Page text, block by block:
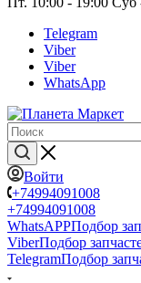
Telegram
Viber
Viber
WhatsApp
Войти
+74994091008
+74994091008
WhatsAPPПодбор
ViberПодбор
TelegramПодбор